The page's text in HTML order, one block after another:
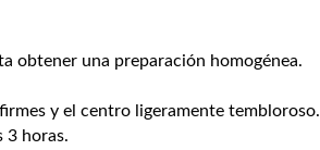
obtener una preparación homogénea.
y el centro ligeramente tembloroso.
3 horas.